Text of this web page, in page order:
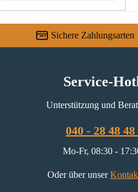
Sichere Zahlungsarten
Service-
Unterstützung und
040 - 28 48 48
Mo-Fr, 08:30 -
Oder über unser